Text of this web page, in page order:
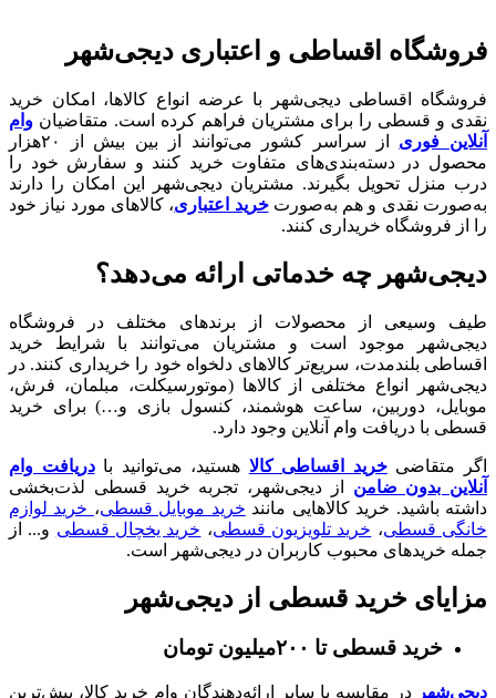
فروشگاه اقساطی و اعتباری دیجی‌شهر
فروشگاه اقساطی دیجی‌شهر با عرضه انواع کالا‌ها، امکان خرید
نقدی و قسطی را برای مشتریان فراهم کرده است. متقاضیان وام
آنلاین فوری
از سراسر کشور می‌توانند از بین بیش از ۲۰هزار
محصول در دسته‌بندی‌های متفاوت خرید کنند و سفارش خود را
درب منزل تحویل بگیرند. مشتریان دیجی‌شهر این امکان را دارند
به‌صورت نقدی و هم به‌صورت خرید اعتباری، کالاهای مورد نیاز خود
را از فروشگاه خریداری کنند.
دیجی‌شهر چه خدماتی ارائه می‌دهد؟
طیف وسیعی از محصولات از برندهای مختلف در فروشگاه
دیجی‌شهر موجود است و مشتریان می‌توانند با شرایط خرید
اقساطی بلندمدت، سریع‌تر کالاهای دلخواه خود را خریداری کنند. در
دیجی‌شهر انواع مختلفی از کالاها (موتورسیکلت، مبلمان، فرش،
موبایل، دوربین، ساعت هوشمند، کنسول بازی و…) برای خرید
قسطی با دریافت وام آنلاین وجود دارد.
اگر متقاضیخرید اقساطی کالا هستید، می‌توانید بادریافت وام
آنلاین بدون ضامن
از دیجی‌شهر، تجربه خرید قسطی لذت‌بخشی
داشته باشید. خرید کالا‌هایی مانند خرید موبایل قسطی، خرید لوازم
خانگی قسطی، خرید تلویزیون قسطی، خرید یخچال قسطی و... از
جمله خرید‌های محبوب کاربران در دیجی‌شهر است.
مزایای خرید قسطی از دیجی‌شهر
خرید قسطی تا ۲۰۰میلیون تومان
دیجی‌شهر در مقایسه با سایر ارائه‌دهندگان وام خرید کالا، بیش‌ترین